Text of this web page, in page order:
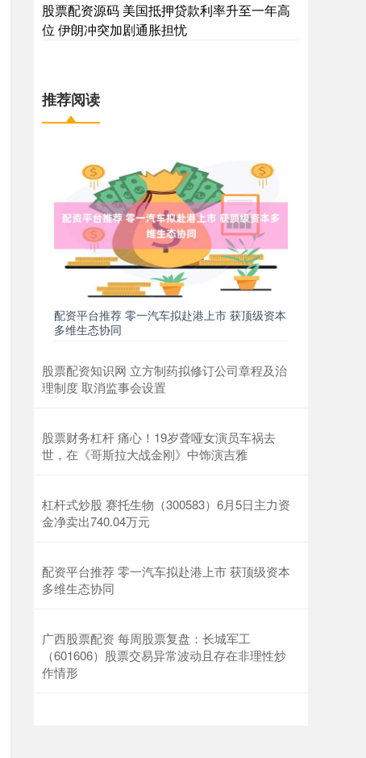
股票配资源码 美国抵押贷款利率升至一年高
位 伊朗冲突加剧通胀担忧
推荐阅读
配资平台推荐 零一汽车拟赴港上市 获顶级资本
多维生态协同
股票配资知识网 立方制药拟修订公司章程及治
理制度 取消监事会设置
股票财务杠杆 痛心！19岁聋哑女演员车祸去
世，在《哥斯拉大战金刚》中饰演吉雅
杠杆式炒股 赛托生物（300583）6月5日主力资
金净卖出740.04万元
配资平台推荐 零一汽车拟赴港上市 获顶级资本
多维生态协同
广西股票配资 每周股票复盘：长城军工
（601606）股票交易异常波动且存在非理性炒
作情形